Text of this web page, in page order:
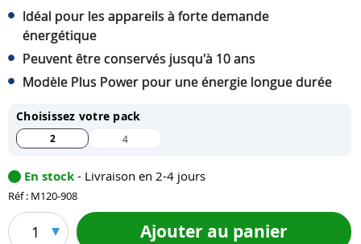
Idéal pour les appareils à forte demande
énergétique
Peuvent être conservés jusqu'à 10 ans
Modèle Plus Power pour une énergie longue durée
Choisissez votre pack
2 4
En stock - Livraison en 2-4 jours
Réf : M120-908
1 Ajouter au panier